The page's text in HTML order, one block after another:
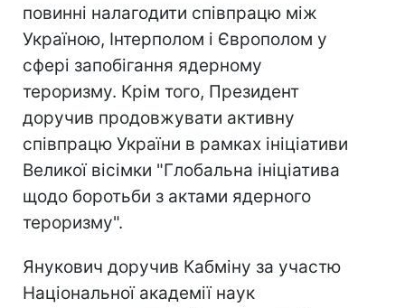
повинні налагодити співпрацю між
Україною, Інтерполом і Європолом у
сфері запобігання ядерному
тероризму. Крім того, Президент
доручив продовжувати активну
співпрацю України в рамках ініціативи
Великої вісімки "Глобальна ініціатива
щодо боротьби з актами ядерного
тероризму".
Янукович доручив Кабміну за участю
Національної академії наук